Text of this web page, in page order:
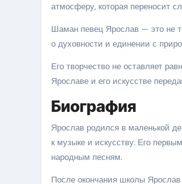
атмосферу, которая переносит
Шаман певец Ярослав — это не
о духовности и единении с
Его творчество не оставляет
Ярославе и его искусстве
Биография
Ярослав родился в маленькой
к музыке и искусству. Его
народным песням.
После окончания школы